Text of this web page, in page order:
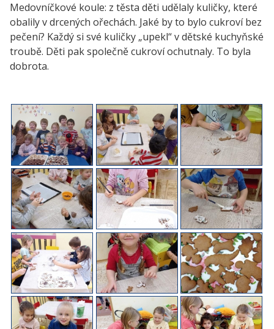
Medovníčkové koule: z těsta děti udělaly kuličky, které
obalily v drcených ořechách. Jaké by to bylo cukroví bez
pečení? Každý si své kuličky „upekl“ v dětské kuchyňské
troubě. Děti pak společně cukroví ochutnaly. To byla
dobrota.